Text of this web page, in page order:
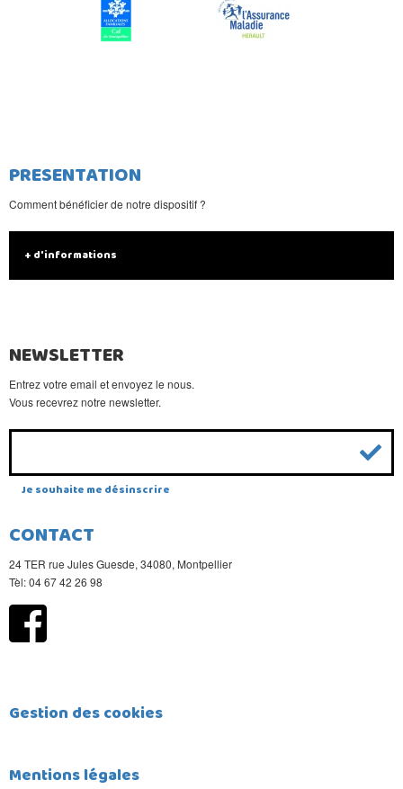
PRESENTATION
Comment bénéficier de notre dispositif ?
+ d'informations
NEWSLETTER
Entrez votre email et envoyez le nous.
Vous recevrez notre newsletter.
Je souhaite me désinscrire
CONTACT
24 TER rue Jules Guesde, 34080, Montpellier
Tèl: 04 67 42 26 98
Gestion des cookies
Mentions légales